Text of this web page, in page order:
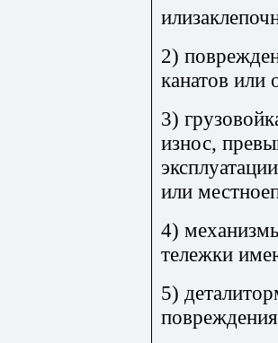
2)
канатов или
3)
износ,
или
4)
тележки
5)